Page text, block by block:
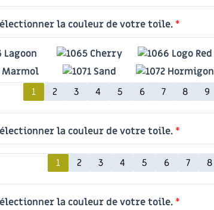
la couleur de votre toile. *
1 2 3 4 5 6 7 8 9
la couleur de votre toile. *
1 2 3 4 5 6 7 8
la couleur de votre toile. *